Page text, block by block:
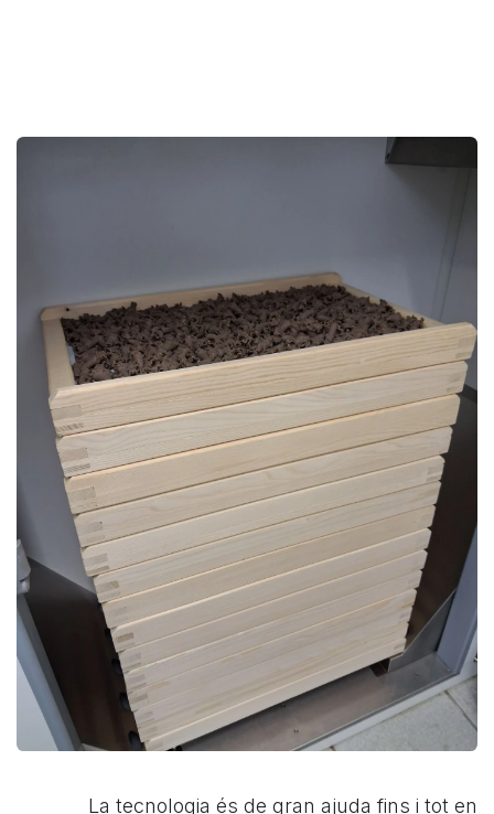
La tecnologia és de gran ajuda fins i tot en